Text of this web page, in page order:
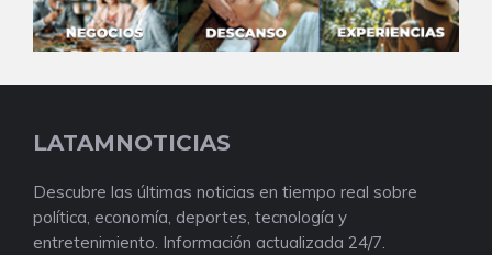
LATAMNOTICIAS
Descubre las últimas noticias en tiempo real sobre
política, economía, deportes, tecnología y
entretenimiento. Información actualizada 24/7.